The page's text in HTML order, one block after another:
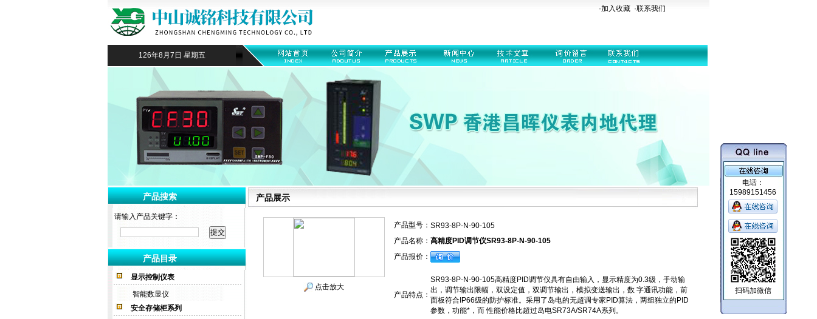
·加入收藏 ·联系我们
126年8月7日 星期五
产品搜索
请输入产品关键字：
产品目录
显示控制仪表
智能数显仪
安全存储柜系列
产品展示
点击放大
产品型号： SR93-8P-N-90-105
产品名称： 高精度PID调节仪SR93-8P-N-90-105
产品报价：
产品特点：
SR93-8P-N-90-105高精度PID调节仪具有自由输入，显示精度为0.3级，手动输
出，调节输出限幅，双设定值，双调节输出，模拟变送输出，数 字通讯功能，前
面板符合IP66级的防护标准。采用了岛电的无超调专家PID算法，两组独立的PID
参数，功能*，而 性能价格比超过岛电SR73A/SR74A系列。
电话：
15989151456
扫码加微信